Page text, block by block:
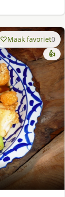
Maak favoriet0
👍